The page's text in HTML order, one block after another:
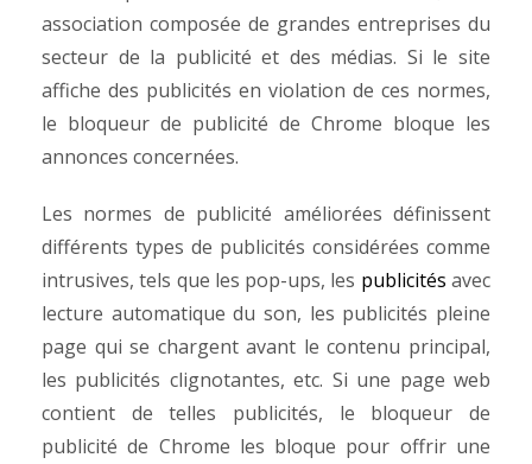
association composée de grandes entreprises du
secteur de la publicité et des médias. Si le site
affiche des publicités en violation de ces normes,
le bloqueur de publicité de Chrome bloque les
annonces concernées.
Les normes de publicité améliorées définissent
différents types de publicités considérées comme
intrusives, tels que les pop-ups, les publicitésavec
lecture automatique du son, les publicités pleine
page qui se chargent avant le contenu principal,
les publicités clignotantes, etc. Si une page web
contient de telles publicités, le bloqueur de
publicité de Chrome les bloque pour offrir une